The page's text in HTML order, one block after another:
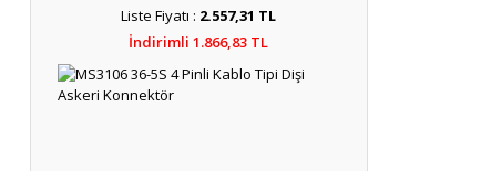
Liste Fiyatı : 2.557,31 TL
İndirimli 1.866,83 TL